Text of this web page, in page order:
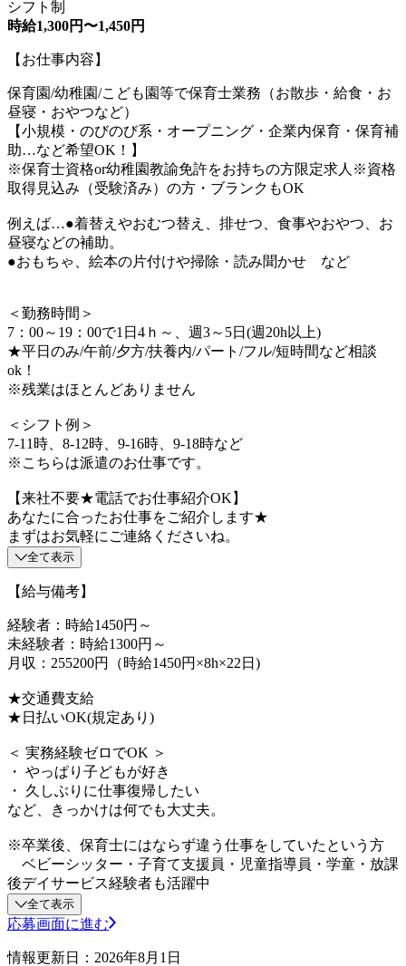
シフト制
時給1,300円〜1,450円
【お仕事内容】
保育園/幼稚園/こども園等で保育士業務（お散歩・給食・お
昼寝・おやつなど）
【小規模・のびのび系・オープニング・企業内保育・保育補
助…など希望OK！】
※保育士資格or幼稚園教諭免許をお持ちの方限定求人※資格
取得見込み（受験済み）の方・ブランクもOK
例えば…●着替えやおむつ替え、排せつ、食事やおやつ、お
昼寝などの補助。
●おもちゃ、絵本の片付けや掃除・読み聞かせ など
＜勤務時間＞
7：00～19：00で1日4ｈ～、週3～5日(週20h以上)
★平日のみ/午前/夕方/扶養内/パート/フル/短時間など相談
ok！
※残業はほとんどありません
＜シフト例＞
7-11時、8-12時、9-16時、9-18時など
※こちらは派遣のお仕事です。
【来社不要★電話でお仕事紹介OK】
あなたに合ったお仕事をご紹介します★
まずはお気軽にご連絡くださいね。
全て表示
【給与備考】
経験者：時給1450円～
未経験者：時給1300円～
月収：255200円（時給1450円×8h×22日)
★交通費支給
★日払いOK(規定あり)
＜ 実務経験ゼロでOK ＞
・ やっぱり子どもが好き
・ 久しぶりに仕事復帰したい
など、きっかけは何でも大丈夫。
※卒業後、保育士にはならず違う仕事をしていたという方
ベビーシッター・子育て支援員・児童指導員・学童・放課
後デイサービス経験者も活躍中
全て表示
応募画面に進む
情報更新日：2026年8月1日